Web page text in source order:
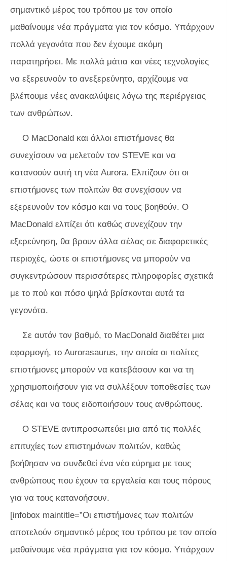
σημαντικό μέρος του τρόπου με τον οποίο
μαθαίνουμε νέα πράγματα για τον κόσμο. Υπάρχουν
πολλά γεγονότα που δεν έχουμε ακόμη
παρατηρήσει. Με πολλά μάτια και νέες τεχνολογίες
να εξερευνούν το ανεξερεύνητο, αρχίζουμε να
βλέπουμε νέες ανακαλύψεις λόγω της περιέργειας
των ανθρώπων.
Ο MacDonald και άλλοι επιστήμονες θα
συνεχίσουν να μελετούν τον STEVE και να
κατανοούν αυτή τη νέα Aurora. Ελπίζουν ότι οι
επιστήμονες των πολιτών θα συνεχίσουν να
εξερευνούν τον κόσμο και να τους βοηθούν. Ο
MacDonald ελπίζει ότι καθώς συνεχίζουν την
εξερεύνηση, θα βρουν άλλα σέλας σε διαφορετικές
περιοχές, ώστε οι επιστήμονες να μπορούν να
συγκεντρώσουν περισσότερες πληροφορίες σχετικά
με το πού και πόσο ψηλά βρίσκονται αυτά τα
γεγονότα.
Σε αυτόν τον βαθμό, το MacDonald διαθέτει μια
εφαρμογή, το Aurorasaurus, την οποία οι πολίτες
επιστήμονες μπορούν να κατεβάσουν και να τη
χρησιμοποιήσουν για να συλλέξουν τοποθεσίες των
σέλας και να τους ειδοποιήσουν τους ανθρώπους.
Ο STEVE αντιπροσωπεύει μια από τις πολλές
επιτυχίες των επιστημόνων πολιτών, καθώς
βοήθησαν να συνδεθεί ένα νέο εύρημα με τους
ανθρώπους που έχουν τα εργαλεία και τους πόρους
για να τους κατανοήσουν.
[infobox maintitle=”Οι επιστήμονες των πολιτών
αποτελούν σημαντικό μέρος του τρόπου με τον οποίο
μαθαίνουμε νέα πράγματα για τον κόσμο. Υπάρχουν